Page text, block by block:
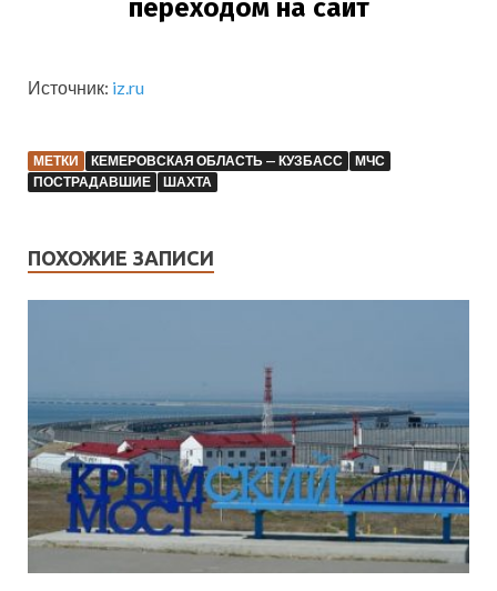
Источник: iz.ru
МЕТКИ КЕМЕРОВСКАЯ ОБЛАСТЬ — КУЗБАСС
МЧС
ПОСТРАДАВШИЕ
ШАХТА
ПОХОЖИЕ ЗАПИСИ